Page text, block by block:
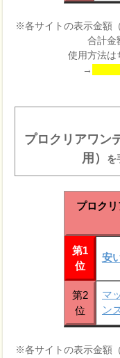
※各サイトの表示金額
合計金
使用方法は
→
プロクリアワン
用）
を
プロク
第1
位
安
第2
位
マ
ン
※各サイトの表示金額